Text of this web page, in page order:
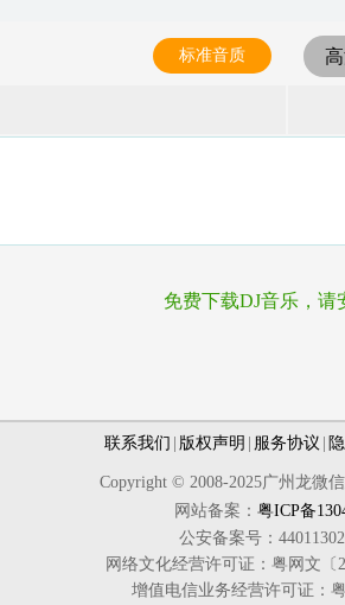
标准音质
免费下载DJ音乐，请
联系我们 版权声明 服务协议
Copyright © 2008-2025广州龙微
网站备案： 粤ICP备
公安备案号：
网络文化经营许可证：粤网文〔
增值电信业务经营许可证：